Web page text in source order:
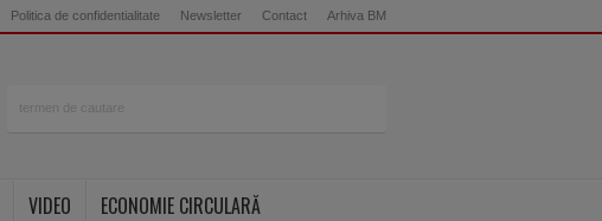
Politica de confidentialitate Newsletter Contact Arhiva BM
VIDEO
ECONOMIE CIRCULARĂ